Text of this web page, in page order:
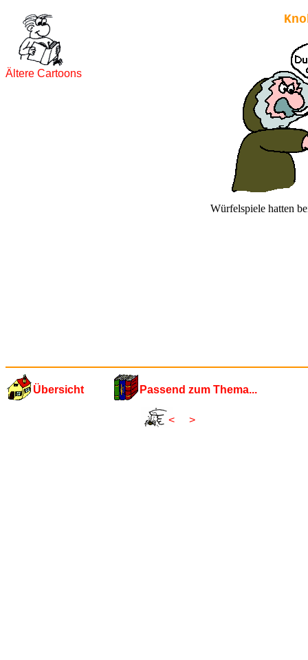
Ältere Cartoons
Würfelspiele hatten
Übersicht Passend zum Thema...
< >